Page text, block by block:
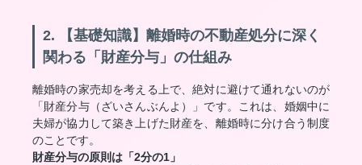
2. 【基礎知識】離婚時の不動産処分に深く
関わる「財産分与」の仕組み
離婚時の家売却を考える上で、絶対に避けて通れないのが
「財産分与（ざいさんぶんよ）」です。これは、婚姻中に
夫婦が協力して築き上げた財産を、離婚時に分け合う制度
のことです。
財産分与の原則は「2分の1」